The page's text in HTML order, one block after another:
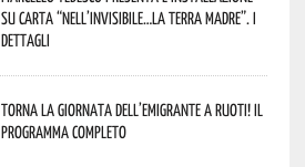
su carta “Nell’invisibile…la terra madre”. I
dettagli
Torna la Giornata dell’Emigrante a Ruoti! Il
programma completo